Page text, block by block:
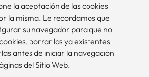
la aceptación de las cookies
la misma. Le recordamos que
su navegador para que no
borrar las ya existentes
antes de iniciar la navegación
del Sitio Web.